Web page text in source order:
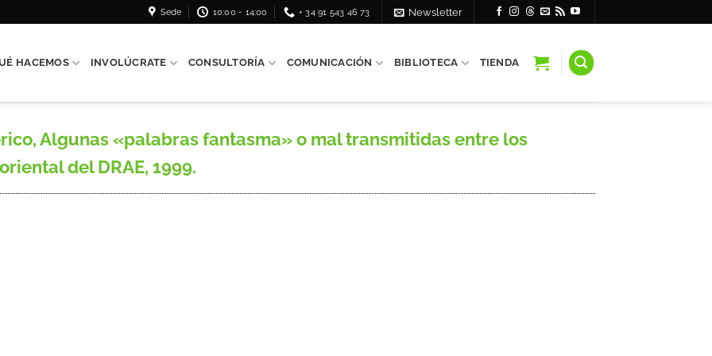
Sede 10:00 - 14:00 + 34 91 543 46 73 Newsletter
HACEMOS INVOLÚCRATE CONSULTORÍA COMUNICACIÓN BIBLIOTECA TIENDA
Algunas «palabras fantasma» o mal transmitidas entre los
del DRAE, 1999.